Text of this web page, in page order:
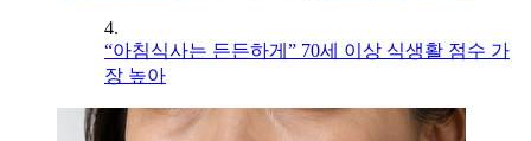
4.
“아침식사는 든든하게” 70세 이상 식생활 점수 가
장 높아